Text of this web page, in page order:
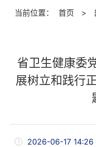
当前位置： 首页 >
省卫生健康委
展树立和践行
2026-06-17 14:26